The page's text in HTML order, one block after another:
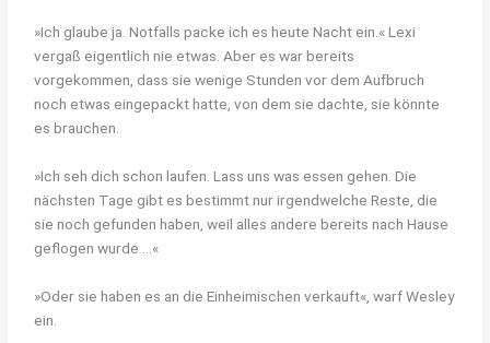
»Ich glaube ja. Notfalls packe ich es heute Nacht ein.« Lexi
vergaß eigentlich nie etwas. Aber es war bereits
vorgekommen, dass sie wenige Stunden vor dem Aufbruch
noch etwas eingepackt hatte, von dem sie dachte, sie könnte
es brauchen.
»Ich seh dich schon laufen. Lass uns was essen gehen. Die
nächsten Tage gibt es bestimmt nur irgendwelche Reste, die
sie noch gefunden haben, weil alles andere bereits nach Hause
geflogen wurde …«
»Oder sie haben es an die Einheimischen verkauft«, warf Wesley
ein.